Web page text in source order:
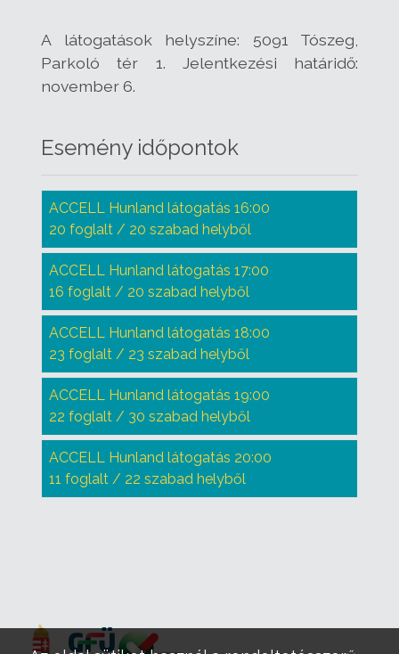
A látogatások helyszíne: 5091 Tószeg,
Parkoló tér 1. Jelentkezési határidő:
november 6.
Esemény időpontok
ACCELL Hunland látogatás 16:00
20 foglalt / 20 szabad helyből
ACCELL Hunland látogatás 17:00
16 foglalt / 20 szabad helyből
ACCELL Hunland látogatás 18:00
23 foglalt / 23 szabad helyből
ACCELL Hunland látogatás 19:00
22 foglalt / 30 szabad helyből
ACCELL Hunland látogatás 20:00
11 foglalt / 22 szabad helyből